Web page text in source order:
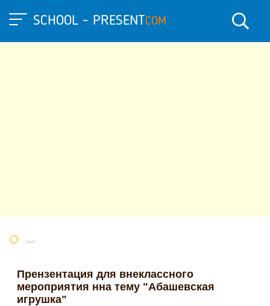
SCHOOL - PRESENTCOM
Прензентация для внеклассного
мероприятия нна тему "Абашевская
игрушка"